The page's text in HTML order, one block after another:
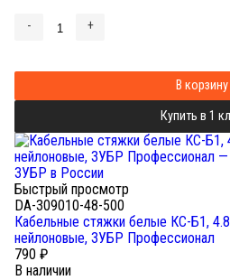
- +
В корзину
Купить в 1
Быстрый просмотр
DA-309010-48-500
Кабельные стяжки белые КС-Б1,
нейлоновые, ЗУБР Профессионал
790 ₽
В наличии